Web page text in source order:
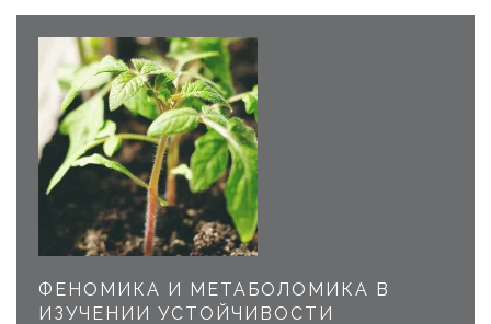
ФЕНОМИКА И МЕТАБОЛОМИКА В
ИЗУЧЕНИИ УСТОЙЧИВОСТИ